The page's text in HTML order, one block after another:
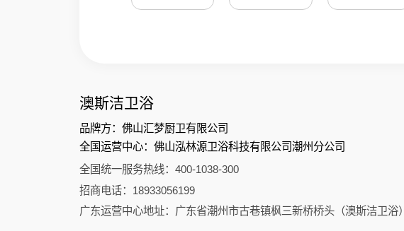
澳斯洁卫浴
品牌方：佛山汇梦厨卫有限公司
全国运营中心：佛山泓林源卫浴科技有限公司潮州分公司
全国统一服务热线：400-1038-300
招商电话：18933056199
广东运营中心地址：广东省潮州市古巷镇枫三新桥桥头（澳斯洁卫浴）